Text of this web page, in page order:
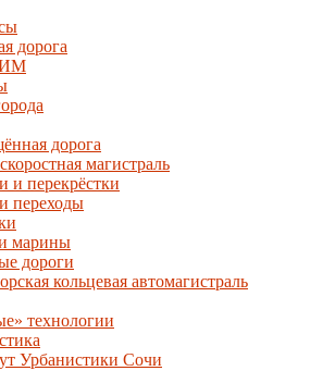
дорога
дорога
магистраль
и перекрёстки
переходы
марины
дороги
кольцевая автомагистраль
технологии
Урбанистики Сочи